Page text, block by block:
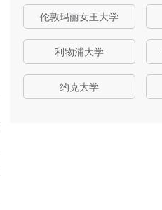
伦敦玛丽女王大学
利物浦大学
约克大学